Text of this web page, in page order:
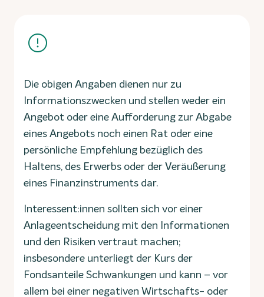
Die obigen Angaben dienen nur zu
Informationszwecken und stellen weder ein
Angebot oder eine Aufforderung zur Abgabe
eines Angebots noch einen Rat oder eine
persönliche Empfehlung bezüglich des
Haltens, des Erwerbs oder der Veräußerung
eines Finanzinstruments dar.
Interessent:innen sollten sich vor einer
Anlageentscheidung mit den Informationen
und den Risiken vertraut machen;
insbesondere unterliegt der Kurs der
Fondsanteile Schwankungen und kann – vor
allem bei einer negativen Wirtschafts- oder